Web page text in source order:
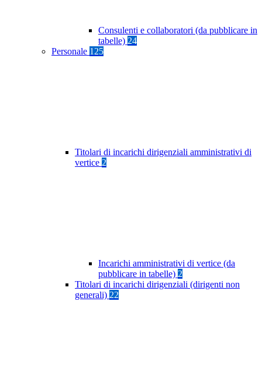
Consulenti e collaboratori (da pubblicare in
tabelle) 24
Personale 125
Titolari di incarichi dirigenziali amministrativi di
vertice 2
Incarichi amministrativi di vertice (da
pubblicare in tabelle) 2
Titolari di incarichi dirigenziali (dirigenti non
generali) 22